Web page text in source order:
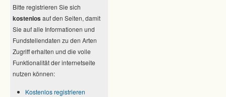
Bitte registrieren Sie sich
kostenlos auf den Seiten, damit
Sie auf alle Informationen und
Fundstellendaten zu den Arten
Zugriff erhalten und die volle
Funktionalität der internetseite
nutzen können:
Kostenlos registrieren